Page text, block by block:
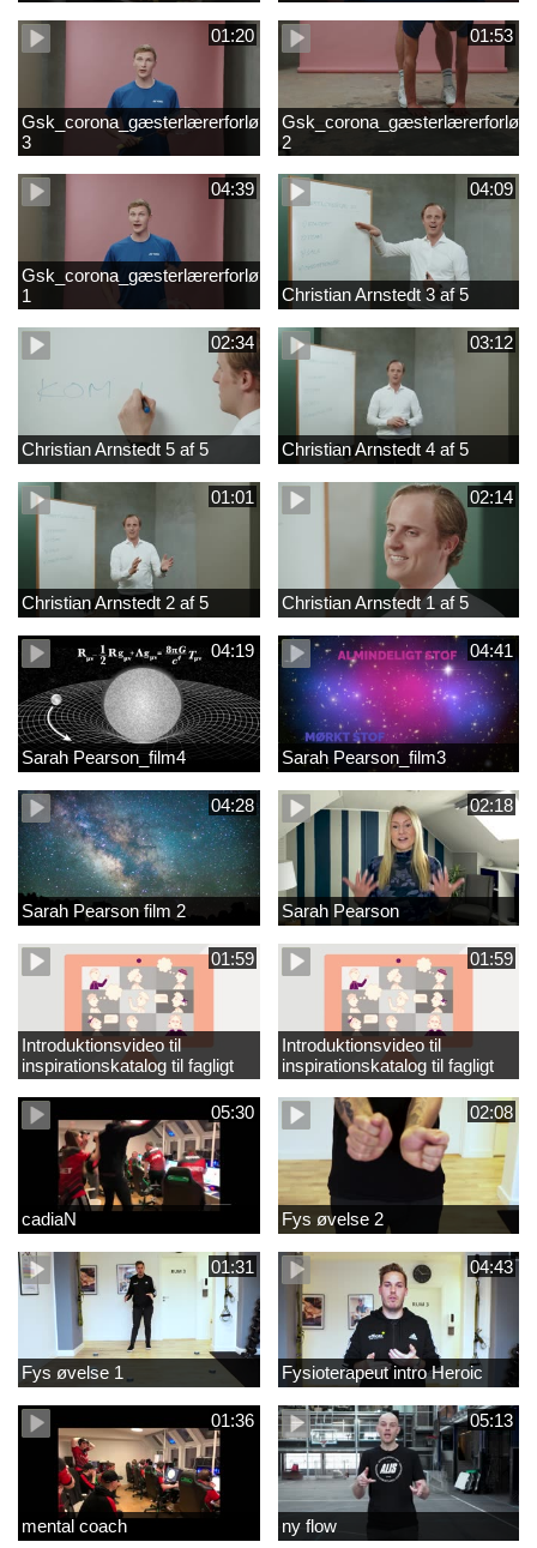
01:20
Gsk_corona_gæsterlærerforløb_Axelsen_del
3
01:53
2
04:39
Gsk_corona_gæsterlærerforløb_Axelsen_del
1
04:09
Christian Arnstedt 3 af 5
02:34
Christian Arnstedt 5 af 5
03:12
Christian Arnstedt 4 af 5
01:01
Christian Arnstedt 2 af 5
02:14
Christian Arnstedt 1 af 5
04:19
Sarah Pearson_film4
04:41
Sarah Pearson_film3
04:28
Sarah Pearson film 2
02:18
Sarah Pearson
01:59
Introduktionsvideo til
inspirationskatalog til fagligt
løft_tilrettet
01:59
Introduktionsvideo til
inspirationskatalog til fagligt
løft
05:30
cadiaN
02:08
Fys øvelse 2
01:31
Fys øvelse 1
04:43
Fysioterapeut intro Heroic
01:36
mental coach
05:13
ny flow